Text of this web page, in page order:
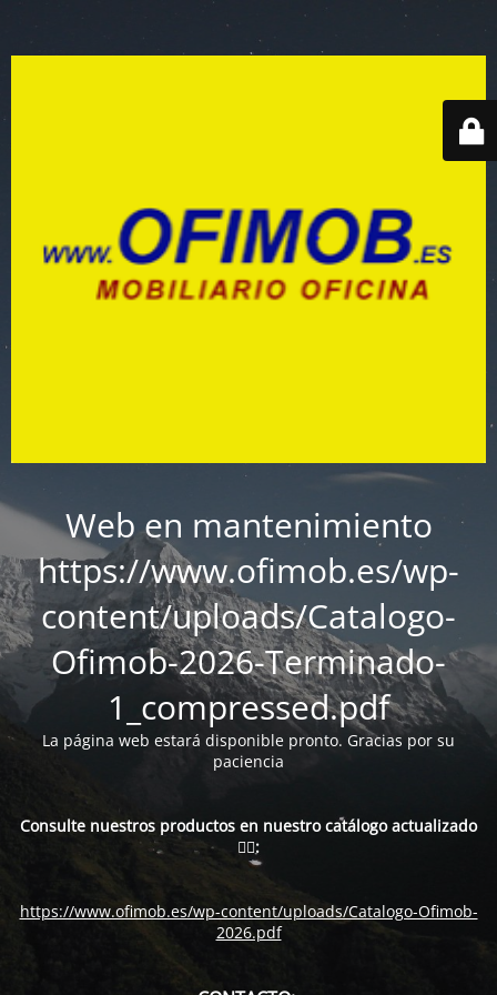
Web en mantenimiento
https://www.ofimob.es/wp-
content/uploads/Catalogo-
Ofimob-2026-Terminado-
1_compressed.pdf
La página web estará disponible pronto. Gracias por su
paciencia
Consulte nuestros productos en nuestro catálogo actualizado
👇🏻:
https://www.ofimob.es/wp-content/uploads/Catalogo-Ofimob-
2026.pdf